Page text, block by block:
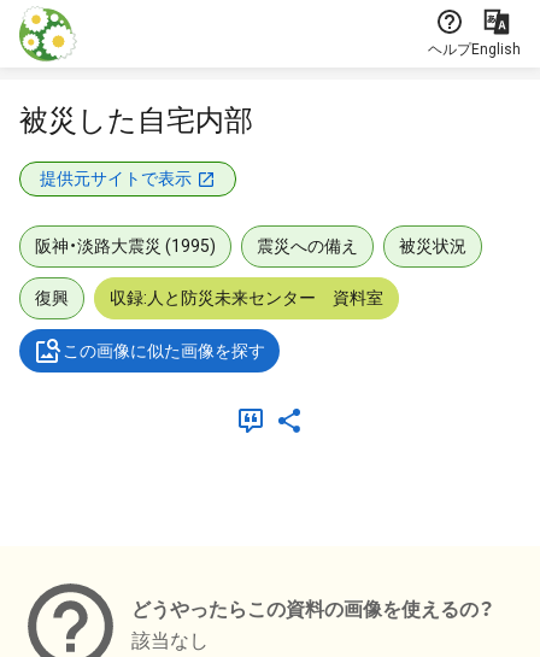
本文に飛ぶ
ヘルプEnglish
被災した自宅内部
提供元サイトで表示
阪神・淡路大震災 (1995) 震災への備え 被災状況
復興 収録:人と防災未来センター 資料室
この画像に似た画像を探す
どうやったらこの資料の画像を使えるの？
該当なし